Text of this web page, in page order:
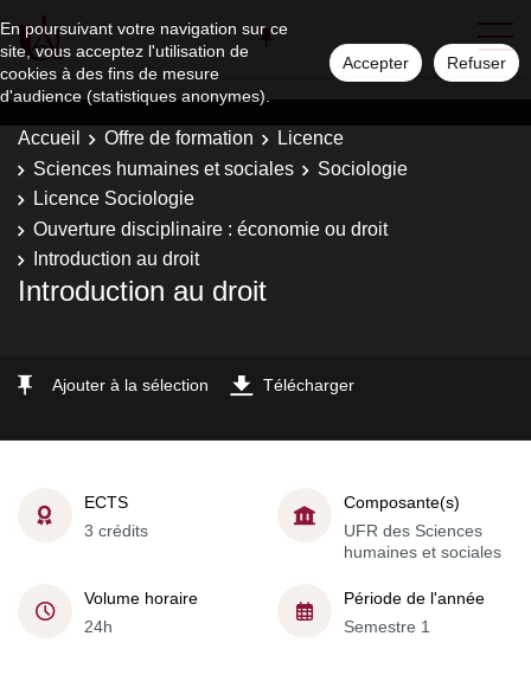
En poursuivant votre navigation sur ce
site, vous acceptez l'utilisation de
cookies à des fins de mesure
d'audience (statistiques anonymes).
Accepter Refuser
Accueil Offre de formation
Licence
Sciences humaines et sociales
Sociologie
Licence Sociologie
Ouverture disciplinaire : économie ou droit
Introduction au droit
Introduction au droit
Ajouter à la sélection Télécharger
ECTS
3 crédits
Composante(s)
UFR des Sciences
humaines et sociales
Volume horaire
24h
Période de l'année
Semestre 1